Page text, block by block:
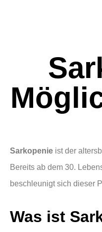
Sarkopenie ist der
Bereits ab dem 30.
beschleunigt sich dieser
Was ist